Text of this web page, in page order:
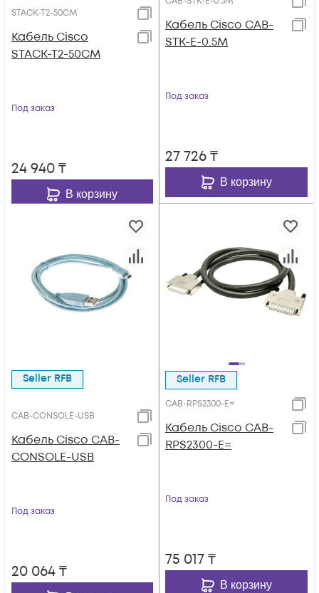
STACK-T2-50CM
Кабель Cisco
STACK-T2-50CM
Под заказ
24 940₸
В корзину
Кабель Cisco CAB-
STK-E-0.5M
Под заказ
27 726₸
В корзину
Seller RFB
CAB-CONSOLE-USB
Кабель Cisco CAB-
CONSOLE-USB
Под заказ
20 064₸
Seller RFB
CAB-RPS2300-E=
Кабель Cisco CAB-
RPS2300-E=
Под заказ
75 017₸
В корзину